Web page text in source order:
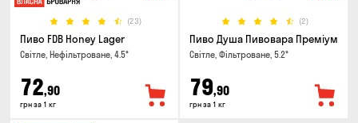
(23)
Пиво FDB Honey Lager
Світле, Нефільтроване, 4.5°
72,90
грн за 1 кг
(2)
Пиво Душа Пивовара Преміум
Світле, Фільтроване, 5.2°
79,90
грн за 1 кг